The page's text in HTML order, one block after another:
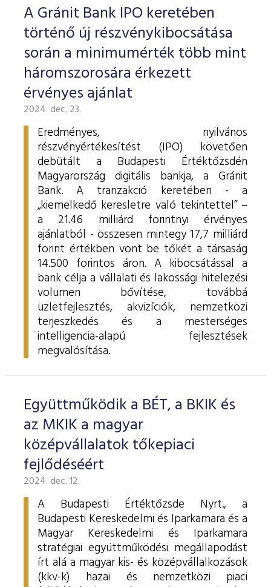
A Gránit Bank IPO keretében
történő új részvénykibocsátása
során a minimumérték több mint
háromszorosára érkezett
érvényes ajánlat
2024. dec. 23.
Eredményes, nyilvános
részvényértékesítést (IPO) követően
debütált a Budapesti Értéktőzsdén
Magyarország digitális bankja, a Gránit
Bank. A tranzakció keretében - a
„kiemelkedő keresletre való tekintettel” –
a 21.46 milliárd forintnyi érvényes
ajánlatból - összesen mintegy 17,7 milliárd
forint értékben vont be tőkét a társaság
14.500 forintos áron. A kibocsátással a
bank célja a vállalati és lakossági hitelezési
volumen bővítése, továbbá
üzletfejlesztés, akvizíciók, nemzetközi
terjeszkedés és a mesterséges
intelligencia-alapú fejlesztések
megvalósítása.
Együttműködik a BÉT, a BKIK és
az MKIK a magyar
középvállalatok tőkepiaci
fejlődéséért
2024. dec. 12.
A Budapesti Értéktőzsde Nyrt., a
Budapesti Kereskedelmi és Iparkamara és a
Magyar Kereskedelmi és Iparkamara
stratégiai együttműködési megállapodást
írt alá a magyar kis- és középvállalkozások
(kkv-k) hazai és nemzetközi piaci